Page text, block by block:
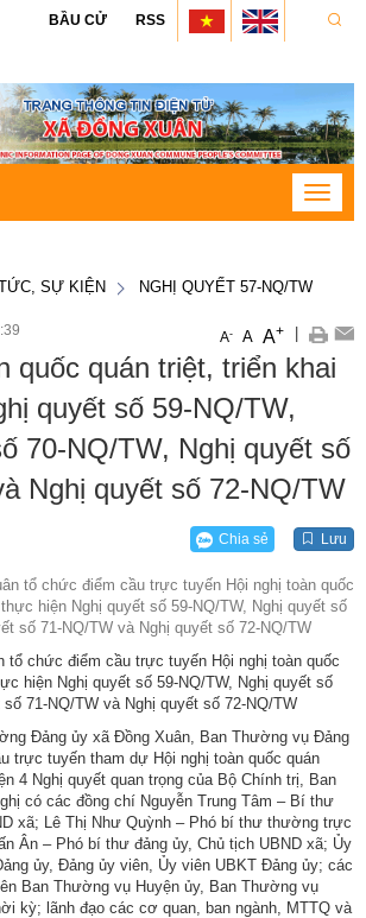
BẦU CỬ RSS
Toggle
SỰ KIỆN NGHỊ QUYẾT 57-NQ/TW
A- A A+
quốc quán triệt, triển khai
quyết số 59-NQ/TW,
70-NQ/TW, Nghị quyết số
Nghị quyết số 72-NQ/TW
Chia sẻ Lưu
tổ chức điểm cầu trực tuyến Hội nghị toàn quốc
hiện Nghị quyết số 59-NQ/TW, Nghị quyết số
số 71-NQ/TW và Nghị quyết số 72-NQ/TW
tổ chức điểm cầu trực tuyến Hội nghị toàn quốc
hiện Nghị quyết số 59-NQ/TW, Nghị quyết số
71-NQ/TW và Nghị quyết số 72-NQ/TW
Đảng ủy xã Đồng Xuân, Ban Thường vụ Đảng
trực tuyến tham dự Hội nghị toàn quốc quán
4 Nghị quyết quan trọng của Bộ Chính trị, Ban
có các đồng chí Nguyễn Trung Tâm – Bí thư
xã; Lê Thị Như Quỳnh – Phó bí thư thường trực
Ân – Phó bí thư đảng ủy, Chủ tịch UBND xã; Ủy
ủy, Đảng ủy viên, Ủy viên UBKT Đảng ủy; các
Ban Thường vụ Huyện ủy, Ban Thường vụ
kỳ; lãnh đạo các cơ quan, ban ngành, MTTQ và